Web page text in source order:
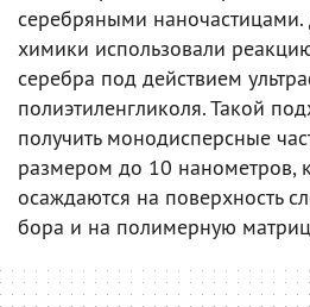
серебряными
химики использовали
серебра под действием
полиэтиленгликоля. Такой
получить монодисперсные
размером до 10 нанометров,
осаждаются на поверхность
бора и на полимерную